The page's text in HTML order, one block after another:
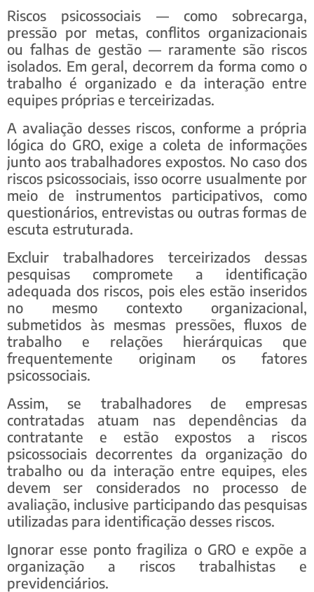
Riscos psicossociais — como sobrecarga,
pressão por metas, conflitos organizacionais
ou falhas de gestão — raramente são riscos
isolados. Em geral, decorrem da forma como o
trabalho é organizado e da interação entre
equipes próprias e terceirizadas.
A avaliação desses riscos, conforme a própria
lógica do GRO, exige a coleta de informações
junto aos trabalhadores expostos. No caso dos
riscos psicossociais, isso ocorre usualmente por
meio de instrumentos participativos, como
questionários, entrevistas ou outras formas de
escuta estruturada.
Excluir trabalhadores terceirizados dessas
pesquisas compromete a identificação
adequada dos riscos, pois eles estão inseridos
no mesmo contexto organizacional,
submetidos às mesmas pressões, fluxos de
trabalho e relações hierárquicas que
frequentemente originam os fatores
psicossociais.
Assim, se trabalhadores de empresas
contratadas atuam nas dependências da
contratante e estão expostos a riscos
psicossociais decorrentes da organização do
trabalho ou da interação entre equipes, eles
devem ser considerados no processo de
avaliação, inclusive participando das pesquisas
utilizadas para identificação desses riscos.
Ignorar esse ponto fragiliza o GRO e expõe a
organização a riscos trabalhistas e
previdenciários.